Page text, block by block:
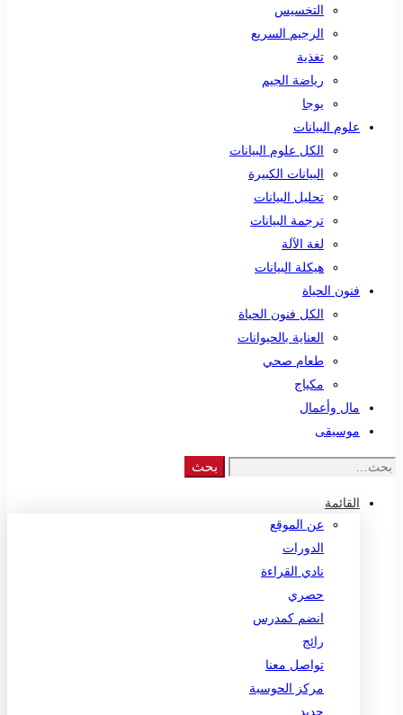
التخسيس
الرجيم السريع
تغذية
رياضة الجيم
يوجا
علوم البيانات
الكل علوم البيانات
البيانات الكبيرة
تحليل البيانات
ترجمة البيانات
لغة الآلة
هيكلة البيانات
فنون الحياة
الكل فنون الحياة
العناية بالحيوانات
طعام صحي
مكياج
مال وأعمال
موسيقى
Search
بحث
القائمة
عن الموقع
الدورات
نادي القراءة
حصري
انضم كمدرس
رائج
تواصل معنا
مركز الحوسبة
جديد